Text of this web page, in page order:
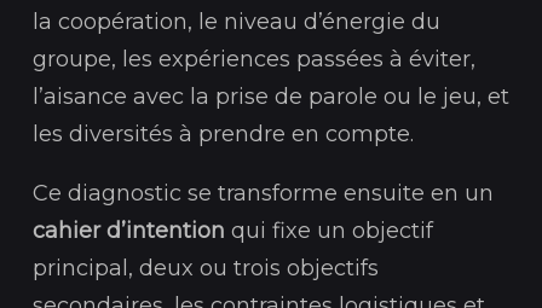
la coopération, le niveau d’énergie du
groupe, les expériences passées à éviter,
l’aisance avec la prise de parole ou le jeu, et
les diversités à prendre en compte.
Ce diagnostic se transforme ensuite en un
cahier d’intention qui fixe un objectif
principal, deux ou trois objectifs